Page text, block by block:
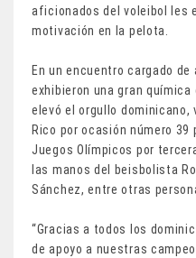
aficionados del voleibol les
motivación en la pelota.
En un encuentro cargado
exhibieron una gran química
elevó el orgullo dominicano,
Rico por ocasión número
Juegos Olímpicos por
las manos del beisbolista
Sánchez, entre otras
“Gracias a todos los
de apoyo a nuestras